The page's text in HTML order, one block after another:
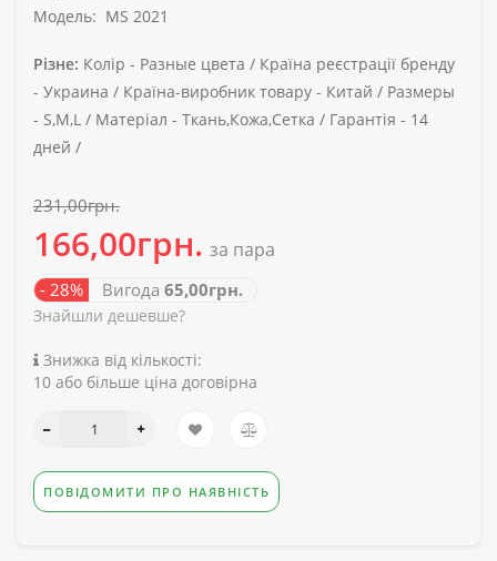
Модель: MS 2021
Різне: Колір - Разные цвета / Країна реєстрації бренду
- Украина / Країна-виробник товару - Китай / Размеры
- S,M,L / Матеріал - Ткань,Кожа,Сетка / Гарантія - 14
дней /
231,00грн.
166,00грн. за пара
- 28% Вигода 65,00грн.
Знайшли дешевше?
Знижка від кількості:
10 або більше ціна договірна
ПОВІДОМИТИ ПРО НАЯВНІСТЬ